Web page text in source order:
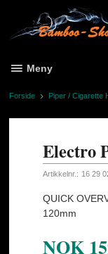
innholdet
Meny
Forside Piper / Cigarette
Electro
Artikkelnr.: 16 29
QUICK
120mm
NOK